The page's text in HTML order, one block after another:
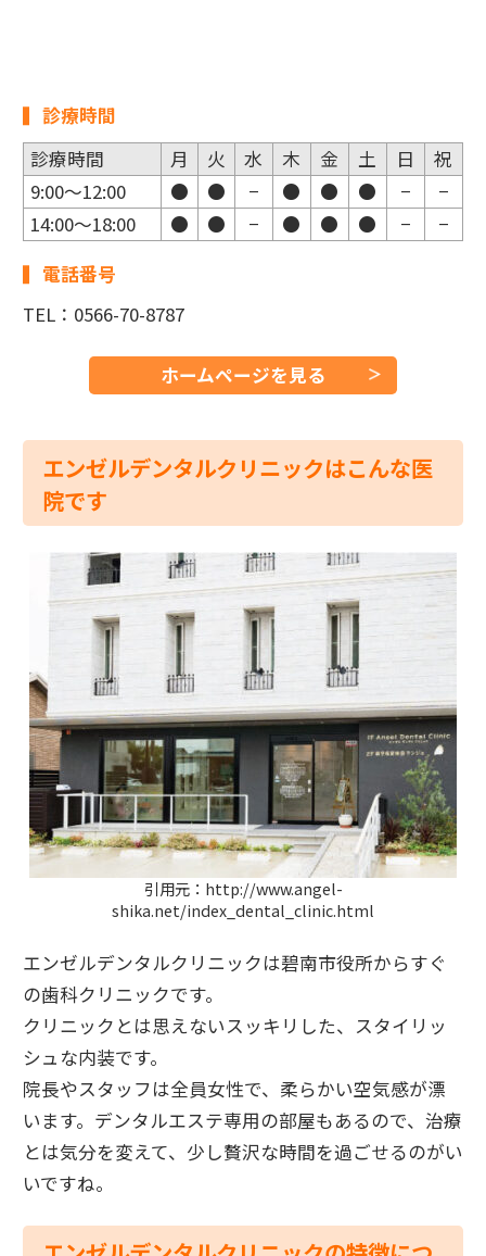
診療時間
診療時間
月 火 水 木 金 土 日
祝
9:00〜12:00
● ● − ● ● ● −
−
14:00〜18:00
● ● − ● ● ● −
−
電話番号
TEL：0566-70-8787
ホームページを見る
エンゼルデンタルクリニックはこんな医
院です
引用元：http://www.angel-
shika.net/index_dental_clinic.html
エンゼルデンタルクリニックは碧南市役所からすぐ
の歯科クリニックです。
クリニックとは思えないスッキリした、スタイリッ
シュな内装です。
院長やスタッフは全員女性で、柔らかい空気感が漂
います。デンタルエステ専用の部屋もあるので、治療
とは気分を変えて、少し贅沢な時間を過ごせるのがい
いですね。